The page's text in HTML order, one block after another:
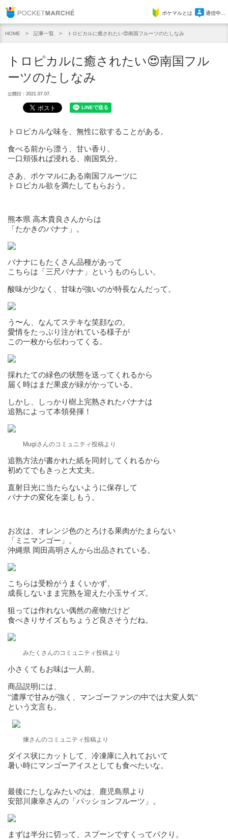
Pocket Marcheポケマルとは 通信中...
HOME 記事一覧 トロピカルに癒されたい😍南国フルーツのたしなみ
トロピカルに癒されたい😍南国フル
ーツのたしなみ
公開日：2021.07.07.
トロピカルな味を、無性に欲することがある。
食べる前から漂う、甘い香り。
一口頬張れば浸れる、南国気分。
さあ、ポケマルにある南国フルーツに
トロピカル欲を満たしてもらおう。
熊本県 高木貴良さんからは
「たかきのバナナ」。
バナナにもたくさん品種があって
こちらは「三尺バナナ」というものらしい。
酸味が少なく、甘味が強いのが特長なんだって。
う〜ん、なんてステキな笑顔なの。
愛情をたっぷり注がれている様子が
この一枚から伝わってくる。
採れたての緑色の状態を送ってくれるから
届く時はまだ果皮が緑がかっている。
しかし、しっかり樹上完熟されたバナナは
追熟によって本領発揮！
Mugiさんのコミュニティ投稿より
追熟方法が書かれた紙を同封してくれるから
初めてでもきっと大丈夫。
直射日光に当たらないように保存して
バナナの変化を楽しもう。
お次は、オレンジ色のとろける果肉がたまらない
「ミニマンゴー」。
沖縄県 岡田高明さんから出品されている。
こちらは受粉がうまくいかず、
成長しないまま完熟を迎えた小玉サイズ。
狙っては作れない偶然の産物だけど
食べきりサイズもちょうど良さそうだね。
みたくさんのコミュニティ投稿より
小さくてもお味は一人前。
商品説明には、
”濃厚で甘みが強く、マンゴーファンの中では大変人気”
という文言も。
煉さんのコミュニティ投稿より
ダイス状にカットして、冷凍庫に入れておいて
暑い時にマンゴーアイスとしても食べたいな。
最後にたしなみたいのは、鹿児島県より
安部川康幸さんの「パッションフルーツ」。
まずは半分に切って、スプーンですくってパクり。